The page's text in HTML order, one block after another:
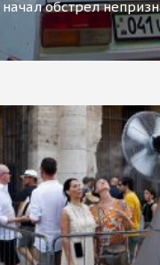
обстрел